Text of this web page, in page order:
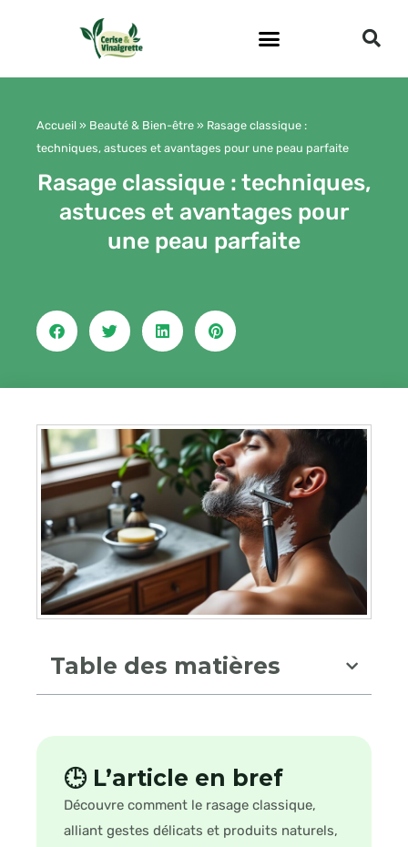
Accueil » Beauté & Bien-être » Rasage classique :
techniques, astuces et avantages pour une peau parfaite
Rasage classique : techniques,
astuces et avantages pour
une peau parfaite
Table des matières
🕒 L’article en bref
Découvre comment le rasage classique,
alliant gestes délicats et produits naturels,